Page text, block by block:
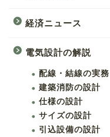
経済ニュース
電気設計の解説
配線・結線の実務
建築消防の設計
仕様の設計
サイズの設計
引込設備の設計